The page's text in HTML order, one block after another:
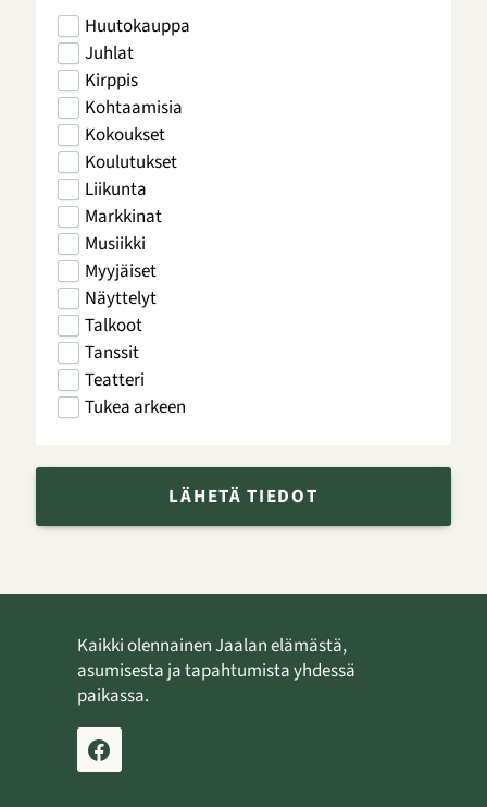
Huutokauppa
Juhlat
Kirppis
Kohtaamisia
Kokoukset
Koulutukset
Liikunta
Markkinat
Musiikki
Myyjäiset
Näyttelyt
Talkoot
Tanssit
Teatteri
Tukea arkeen
LÄHETÄ TIEDOT
Kaikki olennainen Jaalan elämästä,
asumisesta ja tapahtumista yhdessä
paikassa.